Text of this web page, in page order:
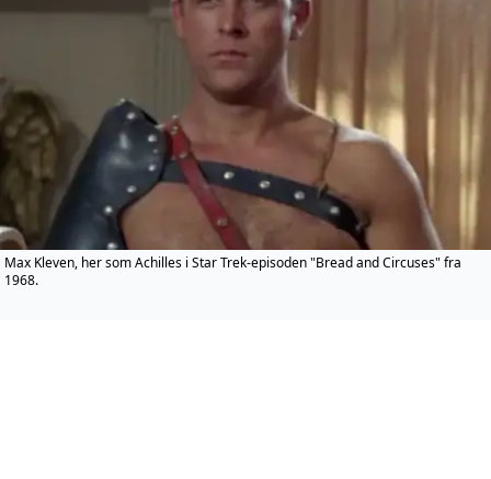
Max Kleven, her som Achilles i Star Trek-episoden "Bread and Circuses" fra
1968.